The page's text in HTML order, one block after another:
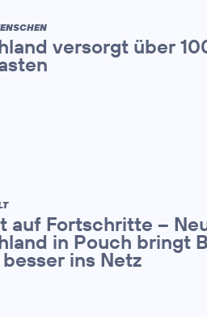
versorgt über
auf Fortschritte –
in Pouch bringt
ins Netz